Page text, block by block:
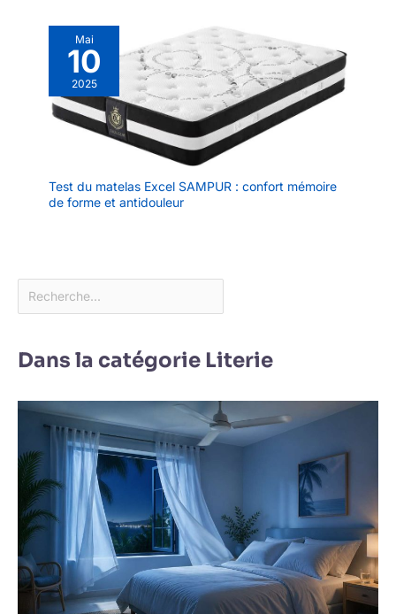
Mai
10
2025
Test du matelas Excel SAMPUR : confort mémoire
de forme et antidouleur
Dans la catégorie Literie